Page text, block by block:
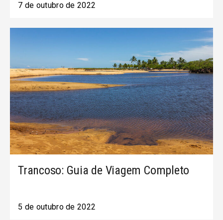
7 de outubro de 2022
Trancoso: Guia de Viagem Completo
5 de outubro de 2022